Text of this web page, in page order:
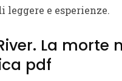
leggere e esperienze.
La morte
pdf